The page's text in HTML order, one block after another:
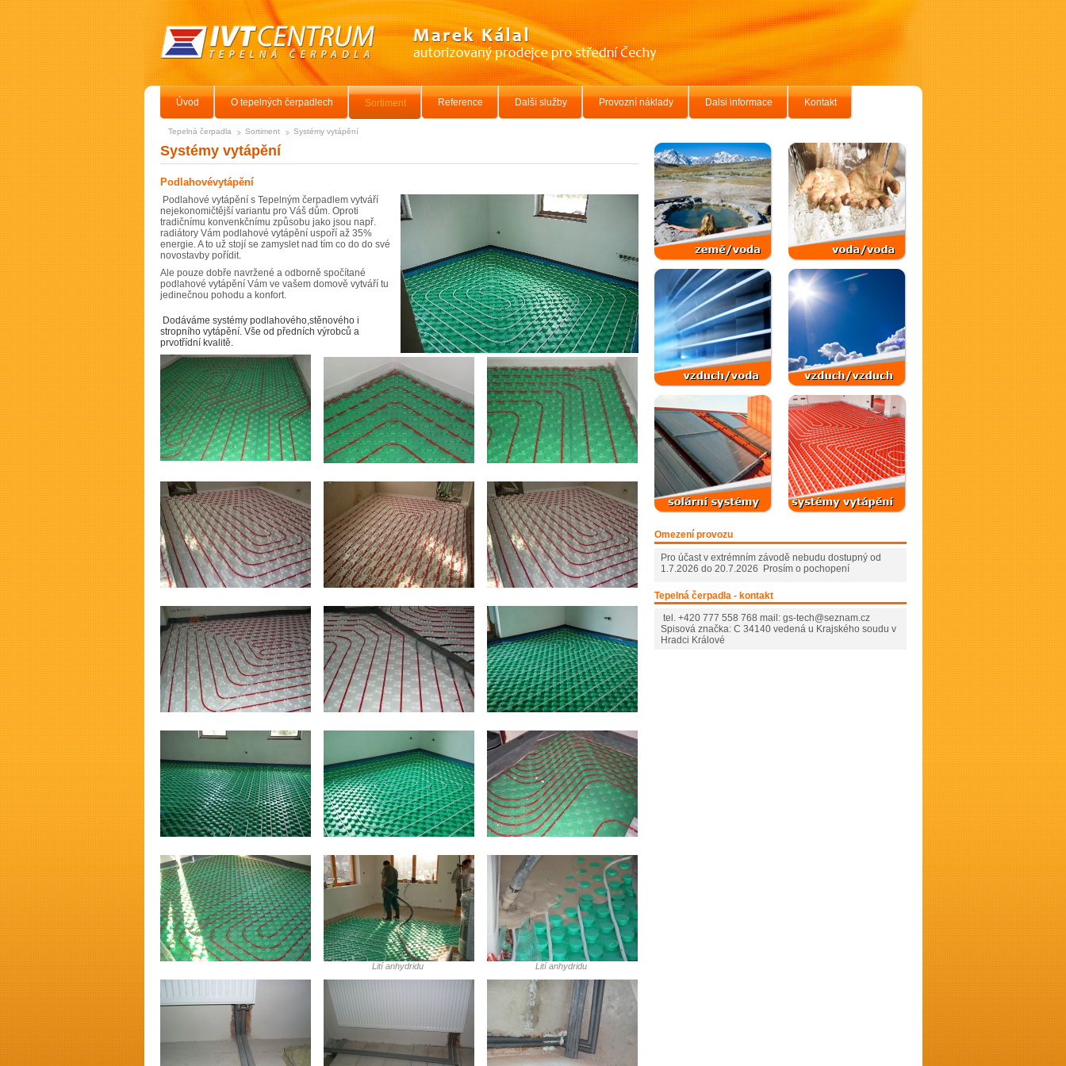
Systémy vytápění
Podlahovévytápění
Podlahové vytápění s Tepelným čerpadlem vytváří
nejekonomičtější variantu pro Váš dům. Oproti
tradičnímu konvenkčnímu způsobu jako jsou např.
radiátory Vám podlahové vytápění uspoří až 35%
energie. A to už stojí se zamyslet nad tím co do do své
novostavby pořídit.
Ale pouze dobře navržené a odborně spočítané
podlahové vytápění Vám ve vašem domově vytváří tu
jedinečnou pohodu a konfort.
Dodáváme systémy podlahového,stěnového i
stropního vytápění. Vše od předních výrobců a
prvotřídní kvalitě.
Lití anhydridu Lití anhydridu
Omezení provozu
Pro účast v extrémním závodě nebudu dostupný od
1.7.2026 do 20.7.2026 Prosím o pochopení
Tepelná čerpadla - kontakt
tel. +420 777 558 768 mail: gs-tech@seznam.cz
Spisová značka: C 34140 vedená u Krajského soudu v
Hradci Králové
Úvod O tepelných čerpadlech Sortiment Reference Další služby Provozní náklady Dalsi informace Kontakt
Tepelná čerpadla Sortiment Systémy vytápění